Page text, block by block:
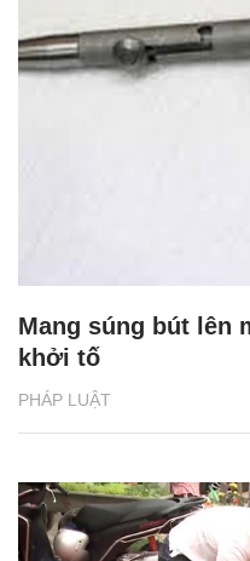
PHÁP LUẬT
Mang súng bút lên
khởi tố